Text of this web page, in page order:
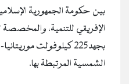
بين حكومة الجمهورية
الإفريقي للتنمية، والمخصصة
بجهد 225 كيلوفولت
الشمسية المرتبطة بها.